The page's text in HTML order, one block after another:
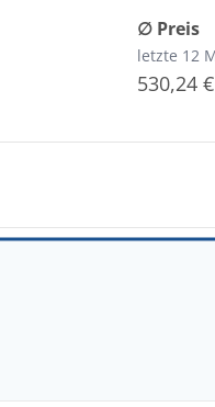
∅ Preis
letzte 12
530,24 €